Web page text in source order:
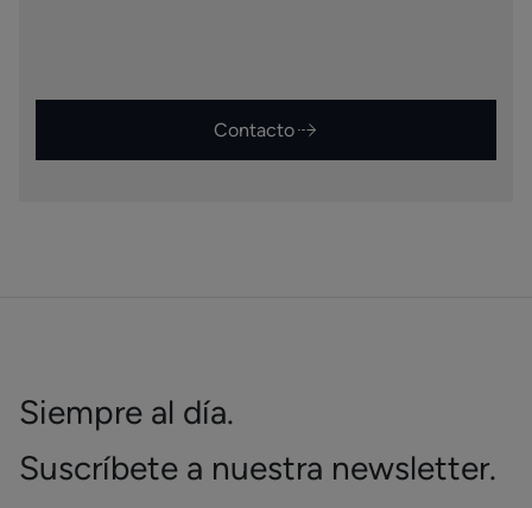
Contacto
Siempre al día.
Suscríbete a nuestra newsletter.